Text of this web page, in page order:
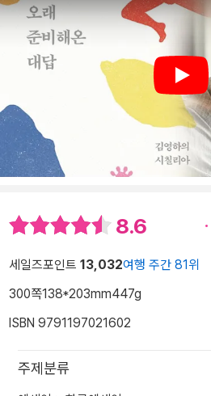
Play
8.6
세일즈포인트 13,032여행 주간 81위
300쪽138*203mm447g
ISBN 9791197021602
주제분류